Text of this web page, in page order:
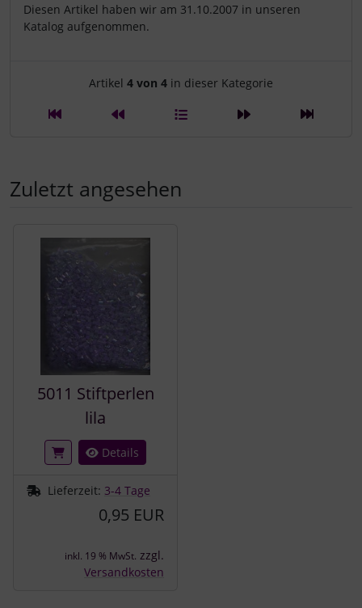
Diesen Artikel haben wir am 31.10.2007 in unseren
Katalog aufgenommen.
Artikelnavigation innerhalb
Artikel 4 von 4 in dieser Kategorie
Zuletzt angesehen
5011 Stiftperlen
lila
Details
Lieferzeit: 3-4 Tage
0,95 EUR
inkl. 19 % MwSt. zzgl.
Versandkosten